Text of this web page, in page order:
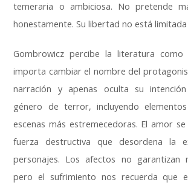
temeraria o ambiciosa. No pretende
honestamente. Su libertad no está
Gombrowicz percibe la literatura
importa cambiar el nombre del
narración y apenas oculta su
género de terror, incluyendo
escenas más estremecedoras. El amor
fuerza destructiva que desordena la
personajes. Los afectos no garantizan
pero el sufrimiento nos recuerda que